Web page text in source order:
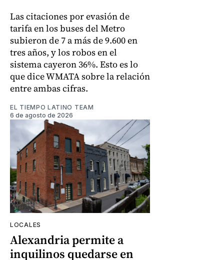
Las citaciones por evasión de
tarifa en los buses del Metro
subieron de 7 a más de 9.600 en
tres años, y los robos en el
sistema cayeron 36%. Esto es lo
que dice WMATA sobre la relación
entre ambas cifras.
EL TIEMPO LATINO TEAM
6 de agosto de 2026
LOCALES
Alexandria permite a
inquilinos quedarse en